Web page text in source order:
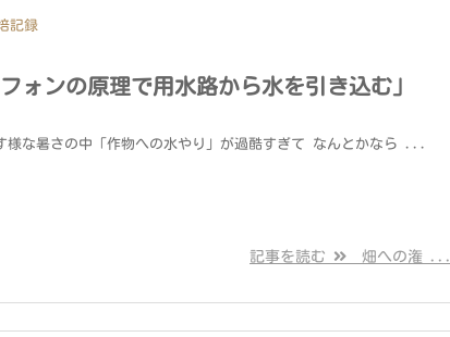
記録
ォンの原理で用水路から水を引き込む」
な暑さの中「作物への水やり」が過酷すぎて なんとかなら ...
記事を読む 畑への潅 ...